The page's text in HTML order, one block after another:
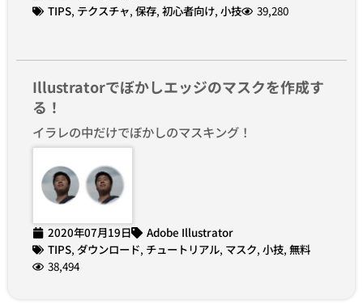
TIPS, テクスチャ, 保存, 初心者向け, 小技 39,280
Illustratorでぼかしエッジのマスクを作成す
る！
イラレの中だけでぼかしのマスキング！
2020年07月19日
Adobe Illustrator
TIPS, ダウンロード, チュートリアル, マスク, 小技, 無料
38,494